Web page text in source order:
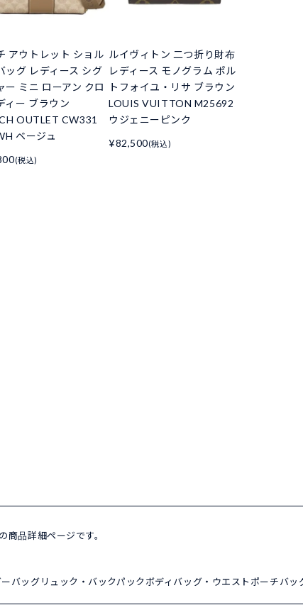
アウトレット ショル
ッグ レディース シグ
ー ミニ ローアン クロ
ィー ブラウン
OUTLET CW331
ベージュ
(税込)
ルイヴィトン 二つ折り財布
レディース モノグラム ポル
トフォイユ・リサ ブラウン
LOUIS VUITTON M25692
ウジェニーピンク
¥82,500(税込)
品詳細ページです。
バッグリュック・バックパックボディバッグ・ウエストポーチバッ